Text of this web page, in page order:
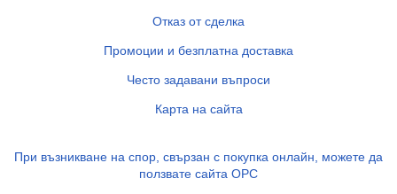
Отказ от сделка
Промоции и безплатна доставка
Често задавани въпроси
Карта на сайта
При възникване на спор, свързан с покупка онлайн, можете да
ползвате сайта ОРС